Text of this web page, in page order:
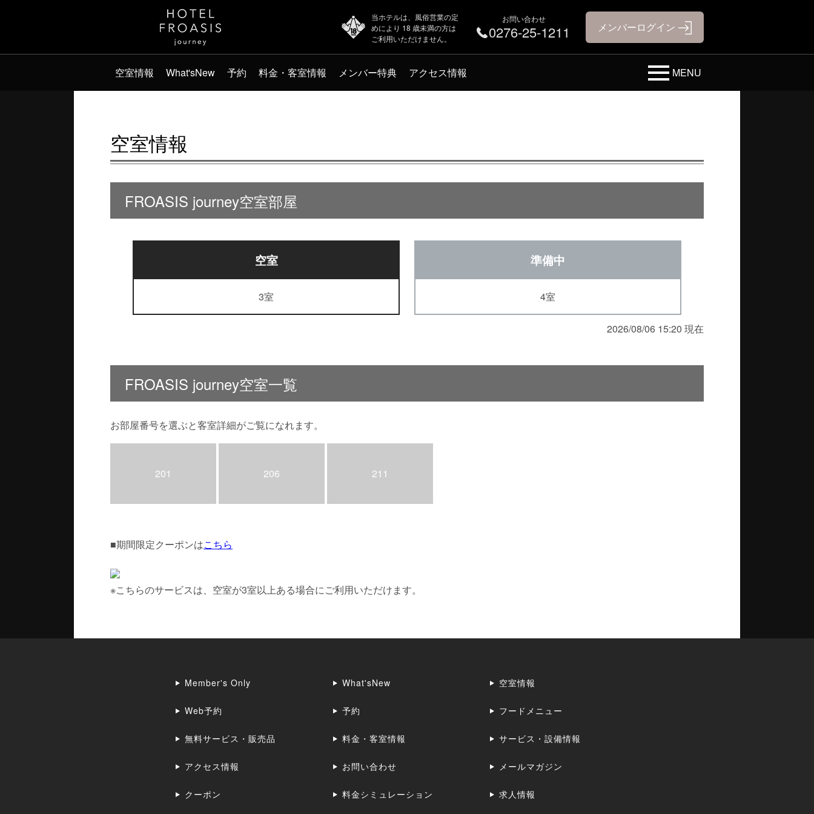
当ホテルは、風俗営業の定
めにより 18 歳未満の方は
ご利用いただけません。
お問い合わせ
0276-25-1211
空室情報 What'sNew 予約 料金・客室情報 メンバー特典 アクセス情報
空室情報
FROASIS journey空室部屋
空室
3室
準備中
4室
2026/08/06 15:20 現在
FROASIS journey空室一覧
お部屋番号を選ぶと客室詳細がご覧になれます。
201 206 211
■期間限定クーポンはこちら
※こちらのサービスは、空室が3室以上ある場合にご利用いただけます。
Member's Only What'sNew 空室情報
Web予約 予約 フードメニュー
無料サービス・販売品 料金・客室情報 サービス・設備情報
アクセス情報 お問い合わせ メールマガジン
クーポン 料金シミュレーション 求人情報